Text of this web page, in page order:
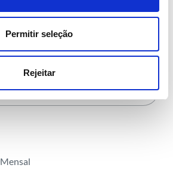
Permitir seleção
Rejeitar
Mensal